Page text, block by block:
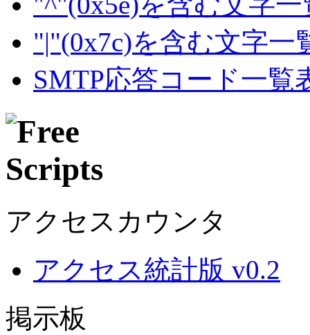
"|"(0x7c)を含む文字一
SMTP応答コード一覧
アクセスカウンタ
アクセス統計版 v0.2
掲示板